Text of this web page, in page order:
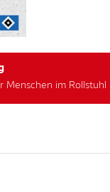
Menschen im Rollstuhl